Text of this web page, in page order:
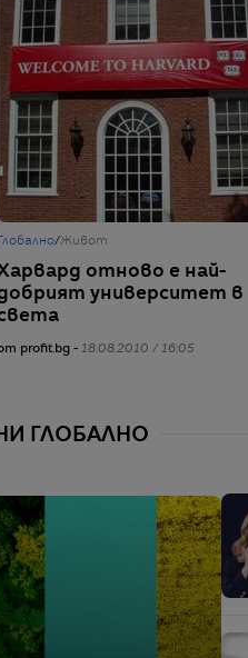
/Живот
отново е най-
университет в
profit.bg - 18.08.2010 / 16:05
ГЛОБАЛНО